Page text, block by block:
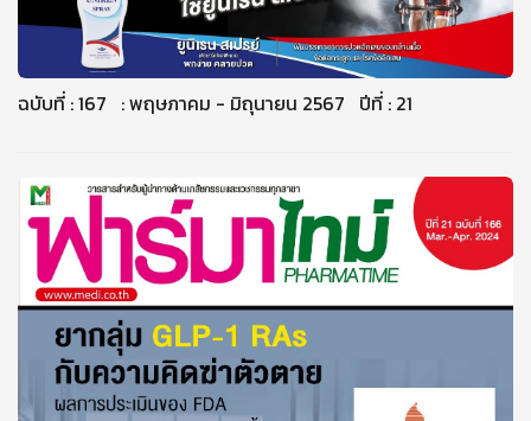
ฉบับที่ : 167 : พฤษภาคม - มิถุนายน 2567 ปีที่ : 21